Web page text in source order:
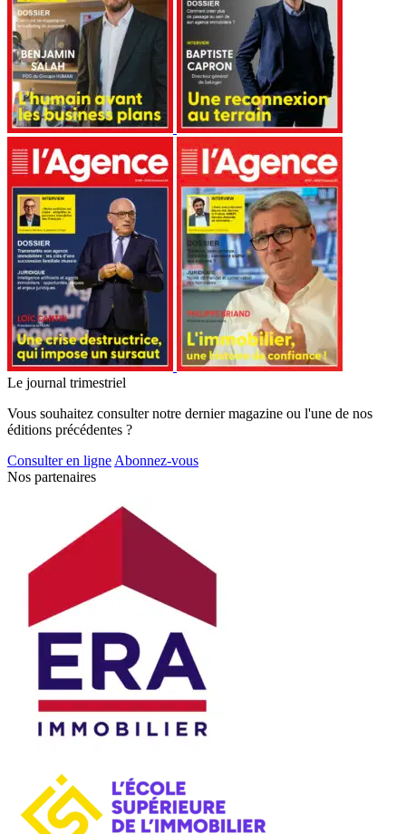
Le journal trimestriel
Vous souhaitez consulter notre dernier magazine ou l'une de nos
éditions précédentes ?
Consulter en ligne Abonnez-vous
Nos partenaires